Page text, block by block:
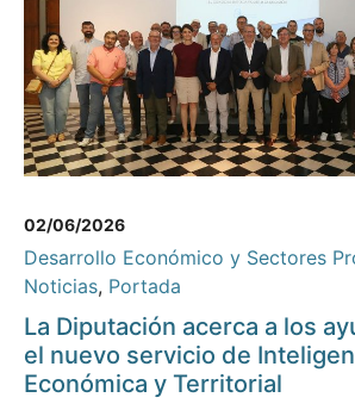
02/06/2026
Desarrollo Económico y Sectores
Noticias, Portada
La Diputación acerca a los
el nuevo servicio de
Económica y Territorial